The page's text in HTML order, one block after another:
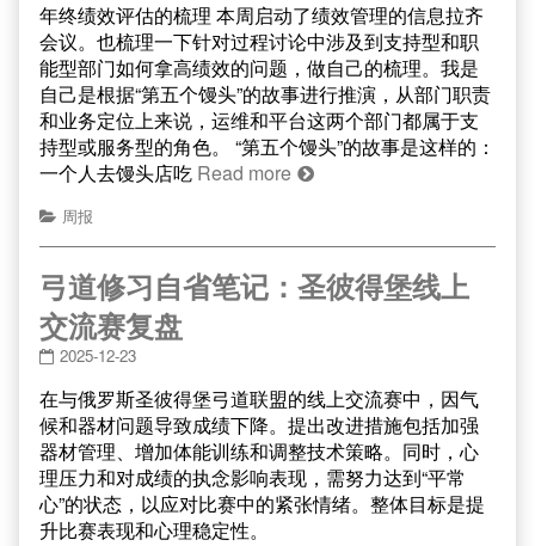
年终绩效评估的梳理 本周启动了绩效管理的信息拉齐
会议。也梳理一下针对过程讨论中涉及到支持型和职
能型部门如何拿高绩效的问题，做自己的梳理。我是
自己是根据“第五个馒头”的故事进行推演，从部门职责
和业务定位上来说，运维和平台这两个部门都属于支
持型或服务型的角色。 “第五个馒头”的故事是这样的：
一个人去馒头店吃 Read more
周报
弓道修习自省笔记：圣彼得堡线上
交流赛复盘
2025-12-23
在与俄罗斯圣彼得堡弓道联盟的线上交流赛中，因气
候和器材问题导致成绩下降。提出改进措施包括加强
器材管理、增加体能训练和调整技术策略。同时，心
理压力和对成绩的执念影响表现，需努力达到“平常
心”的状态，以应对比赛中的紧张情绪。整体目标是提
升比赛表现和心理稳定性。